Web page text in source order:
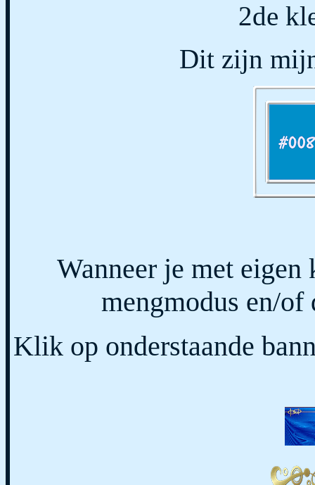
2de
Dit zijn
Wanneer je met eigen
mengmodus en/
Klik op onderstaande